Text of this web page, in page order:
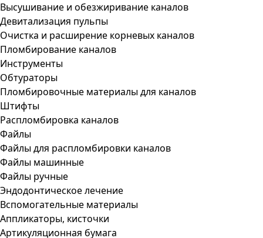
Высушивание и обезжиривание каналов
Девитализация пульпы
Очистка и расширение корневых каналов
Пломбирование каналов
Инструменты
Обтураторы
Пломбировочные материалы для каналов
Штифты
Распломбировка каналов
Файлы
Файлы для распломбировки каналов
Файлы машинные
Файлы ручные
Эндодонтическое лечение
Вспомогательные материалы
Аппликаторы, кисточки
Артикуляционная бумага